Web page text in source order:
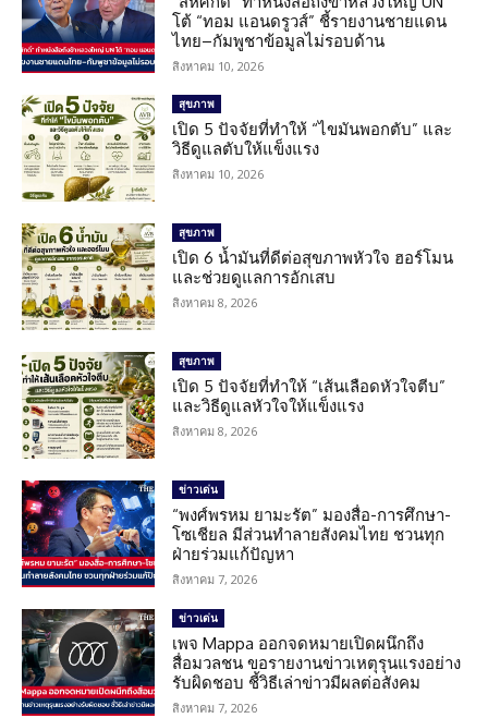
โต้ “ทอม แอนดรูวส์” ชี้รายงานชายแดน
ไทย–กัมพูชาข้อมูลไม่รอบด้าน
สิงหาคม 10, 2026
สุขภาพ
เปิด 5 ปัจจัยที่ทำให้ “ไขมันพอกตับ” และ
วิธีดูแลตับให้แข็งแรง
สิงหาคม 10, 2026
สุขภาพ
เปิด 6 น้ำมันที่ดีต่อสุขภาพหัวใจ ฮอร์โมน
และช่วยดูแลการอักเสบ
สิงหาคม 8, 2026
สุขภาพ
เปิด 5 ปัจจัยที่ทำให้ “เส้นเลือดหัวใจตีบ”
และวิธีดูแลหัวใจให้แข็งแรง
สิงหาคม 8, 2026
ข่าวเด่น
“พงศ์พรหม ยามะรัต” มองสื่อ-การศึกษา-
โซเชียล มีส่วนทำลายสังคมไทย ชวนทุก
ฝ่ายร่วมแก้ปัญหา
สิงหาคม 7, 2026
ข่าวเด่น
เพจ Mappa ออกจดหมายเปิดผนึกถึง
สื่อมวลชน ขอรายงานข่าวเหตุรุนแรงอย่าง
รับผิดชอบ ชี้วิธีเล่าข่าวมีผลต่อสังคม
สิงหาคม 7, 2026